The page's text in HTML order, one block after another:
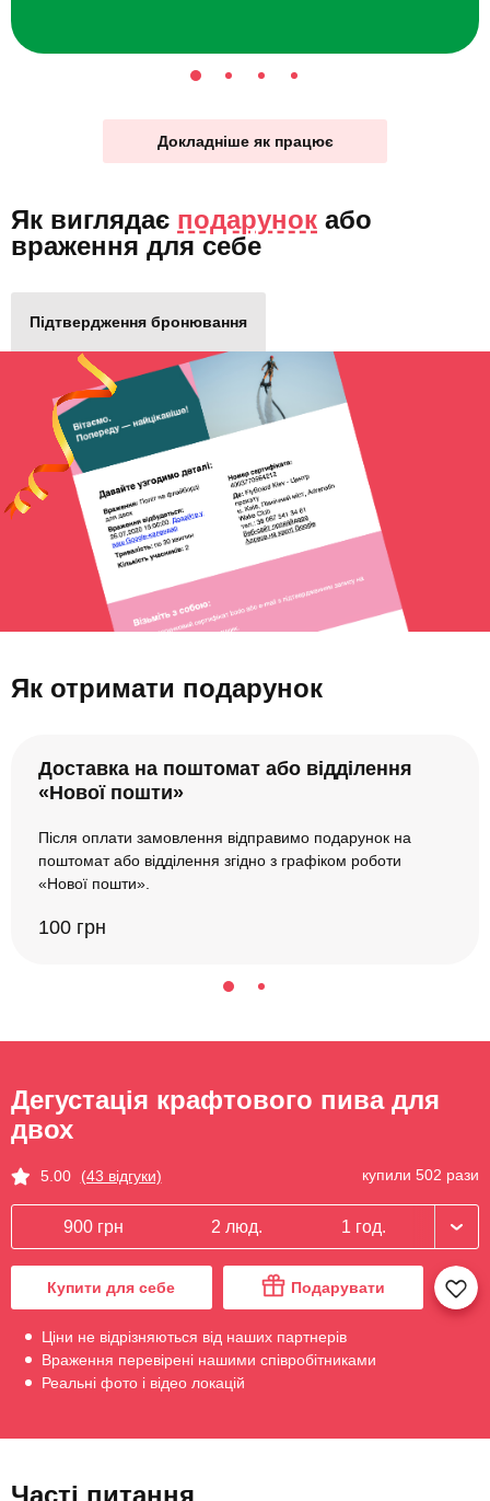
Докладніше як працює
Як виглядає подарунок або
враження для себе
Підтвердження бронювання
Як отримати подарунок
Доставка на поштомат або відділення
«Нової пошти»
Після оплати замовлення відправимо подарунок на
поштомат або відділення згідно з графіком роботи
«Нової пошти».
100 грн
Дегустація крафтового пива для
двох
5.00 (43 відгуки) купили 502 рази
900 грн 2 люд. 1 год.
Купити для себе Подарувати
Ціни не відрізняються від наших партнерів
Враження перевірені нашими співробітниками
Реальні фото і відео локацій